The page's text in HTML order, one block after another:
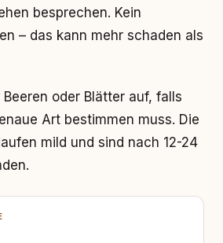
besprechen. Kein
– das kann mehr schaden als
oder Blätter auf, falls
Art bestimmen muss. Die
mild und sind nach 12-24